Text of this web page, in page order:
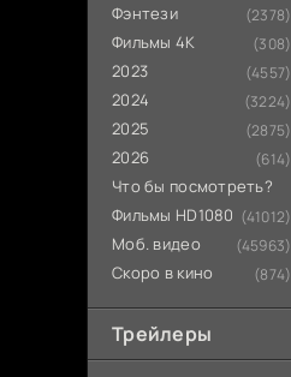
Фэнтези (2378)
Фильмы 4К (308)
2023 (4557)
2024 (3224)
2025 (2875)
2026 (614)
Что бы посмотреть?
Фильмы HD1080 (41012)
Моб. видео (45963)
Скоро в кино (874)
Трейлеры